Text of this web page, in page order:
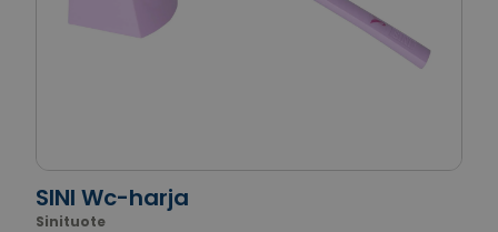
SINI Wc-harja
Sinituote